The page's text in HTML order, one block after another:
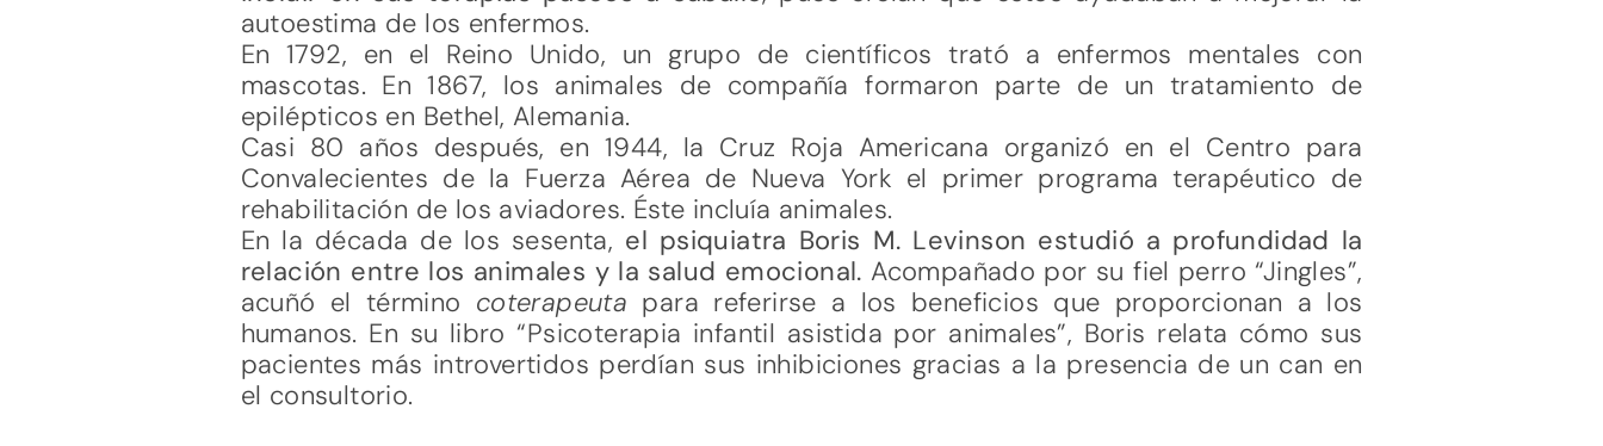
autoestima de los enfermos.
En 1792, en el Reino Unido, un grupo de científicos trató a enfermos mentales con
mascotas. En 1867, los animales de compañía formaron parte de un tratamiento de
epilépticos en Bethel, Alemania.
Casi 80 años después, en 1944, la Cruz Roja Americana organizó en el Centro para
Convalecientes de la Fuerza Aérea de Nueva York el primer programa terapéutico de
rehabilitación de los aviadores. Éste incluía animales.
En la década de los sesenta, el psiquiatra Boris M. Levinson estudió a profundidad la
relación entre los animales y la salud emocional. Acompañado por su fiel perro “Jingles”,
acuñó el término coterapeuta para referirse a los beneficios que proporcionan a los
humanos. En su libro “Psicoterapia infantil asistida por animales”, Boris relata cómo sus
pacientes más introvertidos perdían sus inhibiciones gracias a la presencia de un can en
el consultorio.